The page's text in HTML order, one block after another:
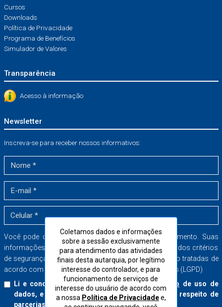
Cursos
Downloads
Política de Privacidade
Programa de Benefícios
Simulador de Valores
Transparência
Acesso à informação
Newsletter
Inscreva-se para receber nossos informativos:
Você pode cancelar a sua inscrição a qualquer momento. Suas
informações serão armazenadas dentro dos mais rígidos critérios
de segurança no banco de dados do CORE-SP e serão tratadas de
acordo com a Lei Geral de Proteção de Dados Pessoais (LGPD)
Li e concordo com oTermo de Consentimento de uso de
dados, e aceito receber boletins informativos a respeito de
parcerias e serviços do CORE-SP.
Coletamos dados e informações
sobre a sessão exclusivamente
para atendimento das atividades
finais desta autarquia, por legítimo
interesse do controlador, e para
funcionamento de serviços de
interesse do usuário de acordo com
a nossa Política de Privacidadee,